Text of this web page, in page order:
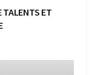
TALENTS ET